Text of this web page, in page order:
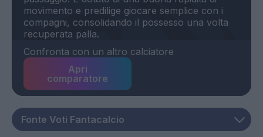
movimento e predilige giocare semplice con i
compagni, consolidando il possesso una volta
Confronta con un altro calciatore
Apri
comparatore